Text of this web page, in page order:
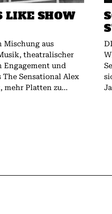
LIKE SHOW
aus
theatralischer
Engagement und
The Sensational Alex
mehr Platten zu...